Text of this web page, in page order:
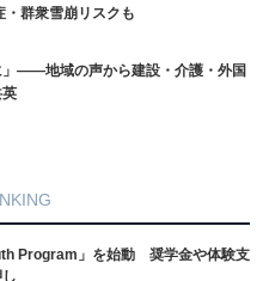
熱中症・群衆雪崩リスクも
」――地域の声から建設・介護・外国
Program」を始動 奨学金や体験支